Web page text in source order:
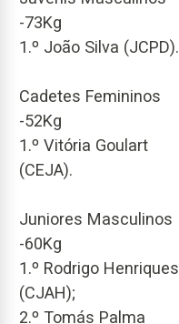
-73Kg
1.º João Silva (JCPD).
Cadetes Femininos
-52Kg
1.º Vitória Goulart
(CEJA).
Juniores Masculinos
-60Kg
1.º Rodrigo Henriques
(CJAH);
2.º Tomás Palma